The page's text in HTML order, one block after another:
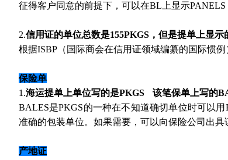
征得客户同意的前提下，可以在BL上显示
2.信用证的单位总数是155PKGS，但是提单上显示
根据ISBP（国际商会在信用证领域编纂的国际惯
保险单
1.海运提单上单位写的是PKGS 该笔保单上写的
BALES是PKGS的一种在不知道确切单位时可以
准确的包装单位。如果需要，可以向保险公司出具
产地证